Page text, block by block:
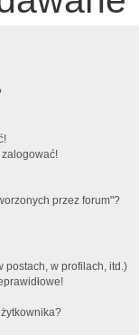
zalogować!
przez forum"?
postach, w profilach, itd.)